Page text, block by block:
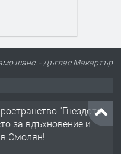
шанс. - Дъглас Макартър
"Гнездото" -
за вдъхновение и
Смолян!